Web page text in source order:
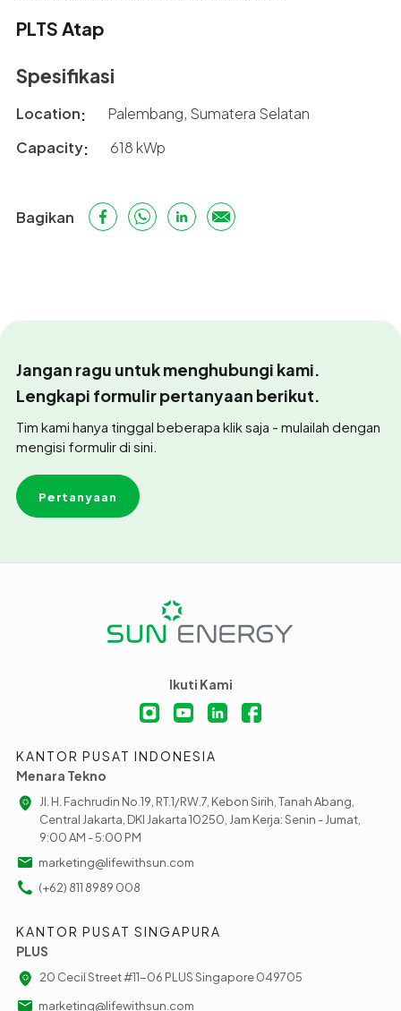
PLTS Atap
Spesifikasi
Location
Palembang, Sumatera Selatan
Capacity
618 kWp
Bagikan
Jangan ragu untuk menghubungi kami.
Lengkapi formulir pertanyaan berikut.
Tim kami hanya tinggal beberapa klik saja - mulailah dengan
mengisi formulir di sini.
Pertanyaan
Ikuti Kami
KANTOR PUSAT INDONESIA
Menara Tekno
Jl. H. Fachrudin No.19, RT.1/RW.7, Kebon Sirih, Tanah Abang,
Central Jakarta, DKI Jakarta 10250, Jam Kerja: Senin - Jumat,
9:00 AM - 5:00 PM
marketing@lifewithsun.com
(+62) 811 8989 008
KANTOR PUSAT SINGAPURA
PLUS
20 Cecil Street #11-06 PLUS Singapore 049705
marketing@lifewithsun.com